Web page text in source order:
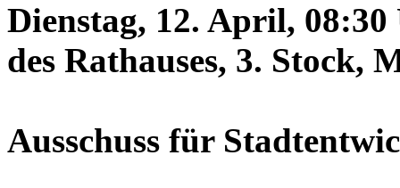
Dienstag, 12. April,
des Rathauses, 3. Stock,
Ausschuss für